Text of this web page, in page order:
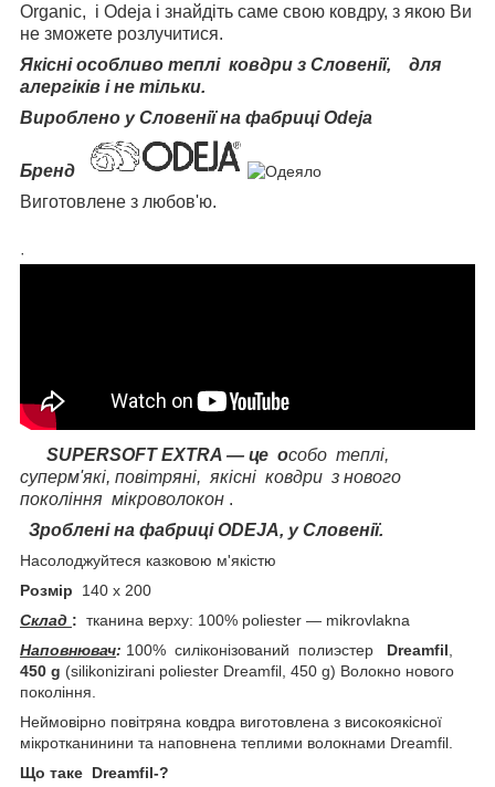
Organic, і Odeja і знайдіть саме свою ковдру, з якою Ви
не зможете розлучитися.
Якісні особливо теплі ковдри з Словенії, для
алергіків і не тільки.
Вироблено у Словенії на фабриці Odeja
Бренд
Виготовлене з любов'ю.
·
SUPERSOFT EXTRA — це особо теплі,
суперм'які, повітряні, якісні ковдри з нового
покоління мікроволокон .
Зроблені на фабриці ODEJA, у Словенії.
Насолоджуйтеся казковою м'якістю
Розмір
140 х 200
Склад : тканина верху: 100% poliester — mikrovlakna
Наповнювач: 100% силіконізований полиэстер Dreamfil
450 g (silikonizirani poliester Dreamfil, 450 g) Волокно нового
покоління.
Неймовірно повітряна ковдра виготовлена з високоякісної
мікротканинини та наповнена теплими волокнами Dreamfil.
Що таке Dreamfil-?